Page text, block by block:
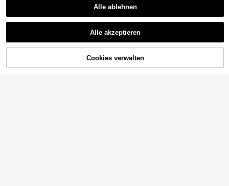
JETZT EINKAUFEN
Alle ablehnen
Alle akzeptieren
Cookies verwalten